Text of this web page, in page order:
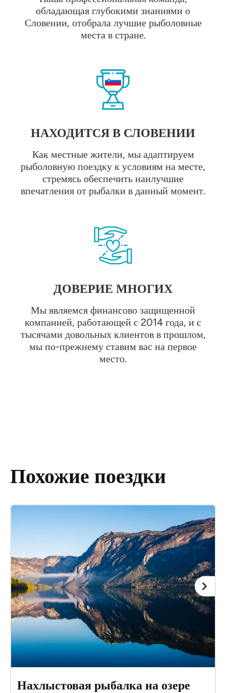
обладающая глубокими знаниями о
Словении, отобрала лучшие рыболовные
места в стране.
НАХОДИТСЯ В СЛОВЕНИИ
Как местные жители, мы адаптируем
рыболовную поездку к условиям на месте,
стремясь обеспечить наилучшие
впечатления от рыбалки в данный момент.
ДОВЕРИЕ МНОГИХ
Мы являемся финансово защищенной
компанией, работающей с 2014 года, и с
тысячами довольных клиентов в прошлом,
мы по-прежнему ставим вас на первое
место.
Похожие поездки
Нахлыстовая рыбалка на озере